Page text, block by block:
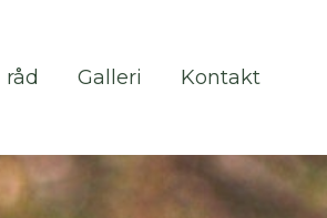
Galleri Kontakt